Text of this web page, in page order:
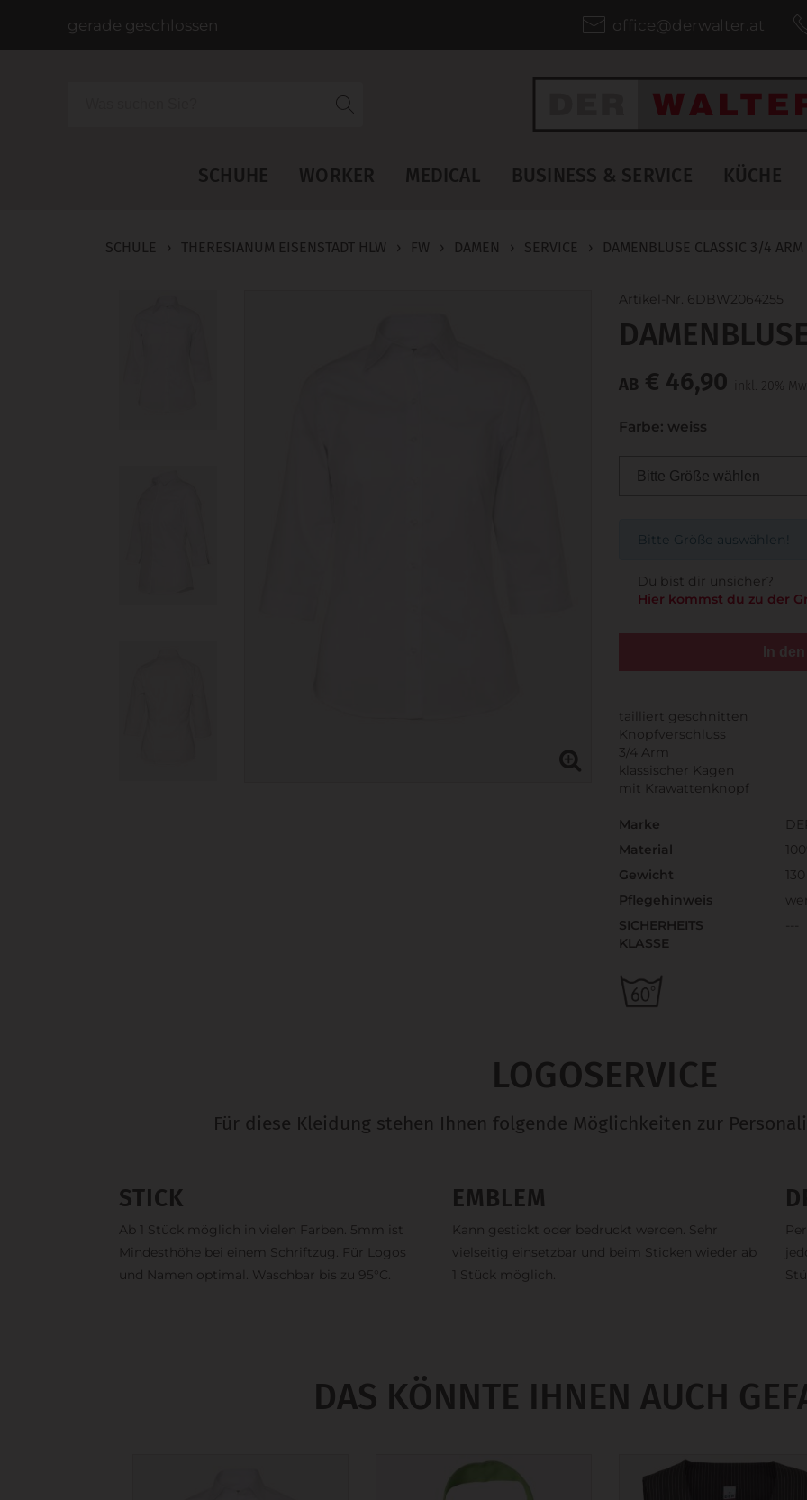
gerade geschlossen office@derwalter.at
SCHUHE WORKER MEDICAL BUSINESS & SERVICE KÜCHE
SCHULE › THERESIANUM EISENSTADT HLW › FW › DAMEN › SERVICE › DAMENBLUSE CLASSIC 3/4 ARM
Artikel-Nr. 6DBW2064255
AB € 46,90 inkl. 20%
Farbe: weiss
Bitte Größe auswählen!
Du bist dir unsicher?
Hier kommst du zu der
In
tailliert geschnitten
Knopfverschluss
3/4 Arm
klassischer Kagen
mit Krawattenknopf
Marke
Material
Gewicht
Pflegehinweis
SICHERHEITS
KLASSE
LOGOSERVICE
Für diese Kleidung stehen Ihnen folgende Möglichkeiten zur
STICK
Ab 1 Stück möglich in vielen Farben. 5mm ist
Mindesthöhe bei einem Schriftzug. Für Logos
und Namen optimal. Waschbar bis zu 95°C.
EMBLEM
Kann gestickt oder bedruckt werden. Sehr
vielseitig einsetzbar und beim Sticken wieder ab
1 Stück möglich.
DAS KÖNNTE IHNEN AUCH